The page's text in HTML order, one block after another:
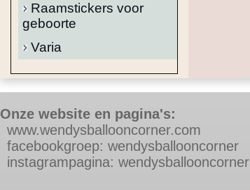
Raamstickers voor
geboorte
Varia
Onze website en pagina's:
www.wendysballooncorner.com
facebookgroep: wendysballooncorner
instagrampagina: wendysballooncorner